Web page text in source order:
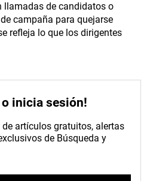
llamadas de candidatos o
campaña para quejarse
refleja lo que los dirigentes
inicia sesión!
artículos gratuitos, alertas
de Búsqueda y